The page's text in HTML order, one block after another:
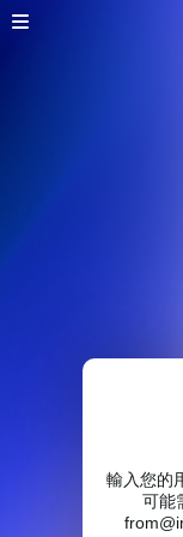
輸入您的
可能